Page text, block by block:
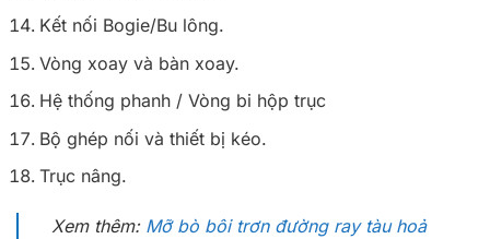
Kết nối Bogie/Bu lông.
Vòng xoay và bàn xoay.
Hệ thống phanh / Vòng bi hộp trục
Bộ ghép nối và thiết bị kéo.
Trục nâng.
Xem thêm: Mỡ bò bôi trơn đường ray tàu hoả